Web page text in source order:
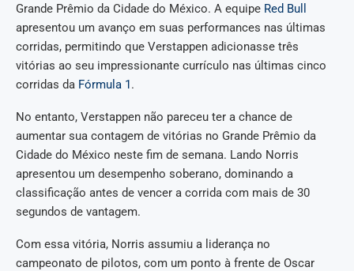
Grande Prêmio da Cidade do México. A equipe Red Bull
apresentou um avanço em suas performances nas últimas
corridas, permitindo que Verstappen adicionasse três
vitórias ao seu impressionante currículo nas últimas cinco
corridas da Fórmula 1.
No entanto, Verstappen não pareceu ter a chance de
aumentar sua contagem de vitórias no Grande Prêmio da
Cidade do México neste fim de semana. Lando Norris
apresentou um desempenho soberano, dominando a
classificação antes de vencer a corrida com mais de 30
segundos de vantagem.
Com essa vitória, Norris assumiu a liderança no
campeonato de pilotos, com um ponto à frente de Oscar